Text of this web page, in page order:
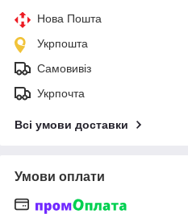
Нова Пошта
Укрпошта
Самовивіз
Укрпочта
Всі умови доставки
Умови оплати